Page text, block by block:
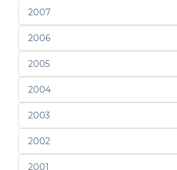
2007
2006
2005
2004
2003
2002
2001